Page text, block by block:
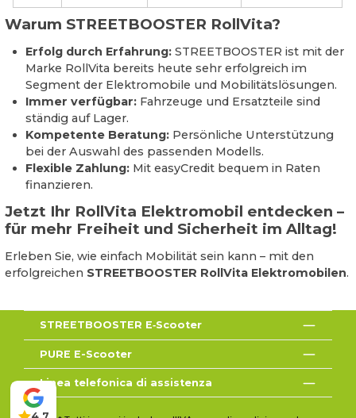
Warum STREETBOOSTER RollVita?
Erfolg durch Erfahrung:STREETBOOSTER ist mit der
Marke RollVita bereits heute sehr erfolgreich im
Segment der Elektromobile und Mobilitätslösungen.
Immer verfügbar:Fahrzeuge und Ersatzteile sind
ständig auf Lager.
Kompetente Beratung:Persönliche Unterstützung
bei der Auswahl des passenden Modells.
Flexible Zahlung:Mit easyCredit bequem in Raten
finanzieren.
Jetzt Ihr RollVita Elektromobil entdecken –
für mehr Freiheit und Sicherheit im Alltag!
Erleben Sie, wie einfach Mobilität sein kann – mit den
erfolgreichen STREETBOOSTER RollVita Elektromobilen.
STREETBOOSTER E‑Scooter
PURE E-Scooter
Linea telefonica di assistenza